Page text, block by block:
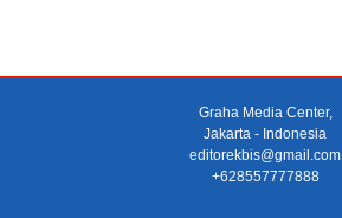
Graha Media Center,
Jakarta - Indonesia
editorekbis@gmail.com
+628557777888